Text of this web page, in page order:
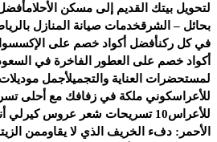
لتحويل بيتك القديم إلى مسكن الأحلام
بحائل – الشرقخدمات صيانة المنازل
في كل ركنأفضل أكواد خصم على
أكواد خصم على العطور الفاخرة في
لمستحضرات العناية والتجميلأجمل
للأعراسكوني ملكة في زفافك مع أحلى
للأعراس10 تسريحات شعر عروس كيرلي أنيقة بالصور
الأحمر: دفء الخريف الذي لا يقاوممن